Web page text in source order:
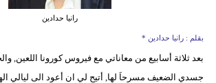
رانيا حدادين
بقلم : رانيا حدادين *
بعد ثلاثة أسابيع من معاناتي مع فيروس كورونا اللعين,
جسدي الضعيف مسرحاَ لها, أتيح لي ان أعود الى ليالي